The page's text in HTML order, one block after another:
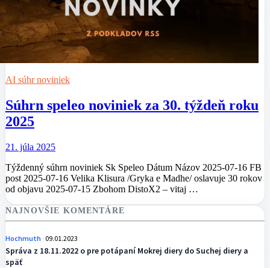
AI súhr noviniek
Súhrn speleo noviniek za 30. týždeň roku
2025
21. júla 2025
Týždenný súhrn noviniek Sk Speleo Dátum Názov 2025-07-16 FB
post 2025-07-16 Velika Klisura /Gryka e Madhe/ oslavuje 30 rokov
od objavu 2025-07-15 Zbohom DistoX2 – vitaj …
NAJNOVŠIE KOMENTÁRE
Hochmuth 09.01.2023
Správa z 18.11.2022 o pre potápaní Mokrej diery do Suchej diery a
späť